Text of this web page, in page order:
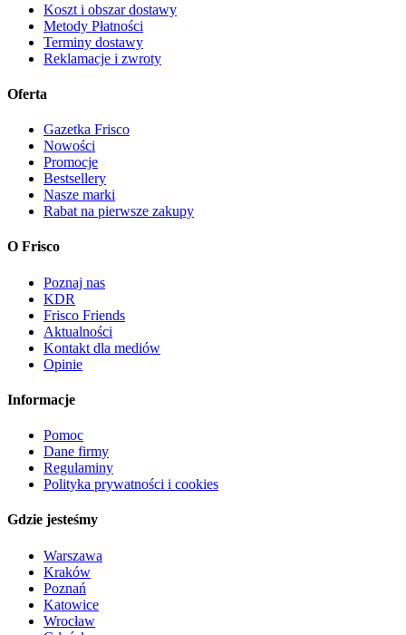
Koszt i obszar dostawy
Metody Płatności
Terminy dostawy
Reklamacje i zwroty
Oferta
Gazetka Frisco
Nowości
Promocje
Bestsellery
Nasze marki
Rabat na pierwsze zakupy
O Frisco
Poznaj nas
KDR
Frisco Friends
Aktualności
Kontakt dla mediów
Opinie
Informacje
Pomoc
Dane firmy
Regulaminy
Polityka prywatności i cookies
Gdzie jesteśmy
Warszawa
Kraków
Poznań
Katowice
Wrocław